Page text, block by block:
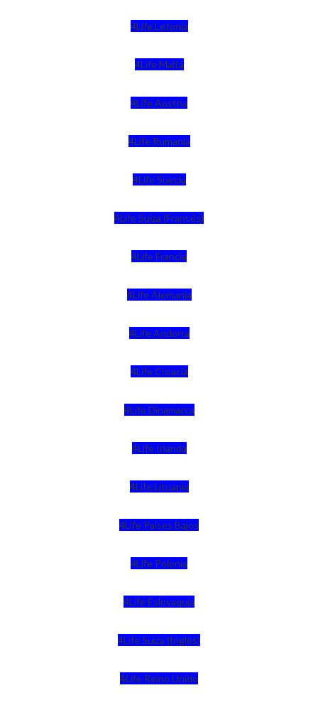
4Life Letonia
4Life Malta
4Life Austria
4Life Rumania
4Life Suecia
4Life Suiza (Francés)
4Life Francia
4Life Alemania
4Life Andorra
4Life Croacia
4Life Dinamarca
4Life Irlanda
4Life Lituania
4Life Paises Bajos
4Life Polonia
4Life Eslovaquia
4Life Suiza (Inglés)
4Life Reino Unido